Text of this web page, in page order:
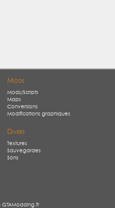
Mods
Mods/Scripts
Maps
Conversions
Modifications graphiques
Divers
Textures
Sauvegardes
Sons
GTAModding.fr